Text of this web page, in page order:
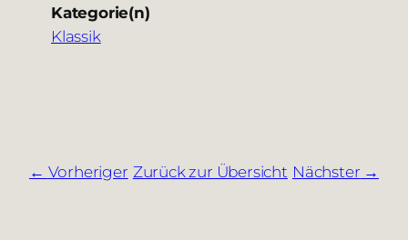
Kategorie(n)
Klassik
Vorheriger Zurück zur Übersicht Nächster